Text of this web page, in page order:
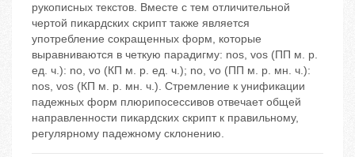
рукописных текстов. Вместе с тем отличительной
чертой пикардских скрипт также является
употребление сокращенных форм, которые
выравниваются в четкую парадигму: nos, vos (ПП м. р.
ед. ч.): no, vo (КП м. р. ед. ч.); no, vo (ПП м. р. мн. ч.):
nos, vos (КП м. р. мн. ч.). Стремление к унификации
падежных форм плюрипосессивов отвечает общей
направленности пикардских скрипт к правильному,
регулярному падежному склонению.